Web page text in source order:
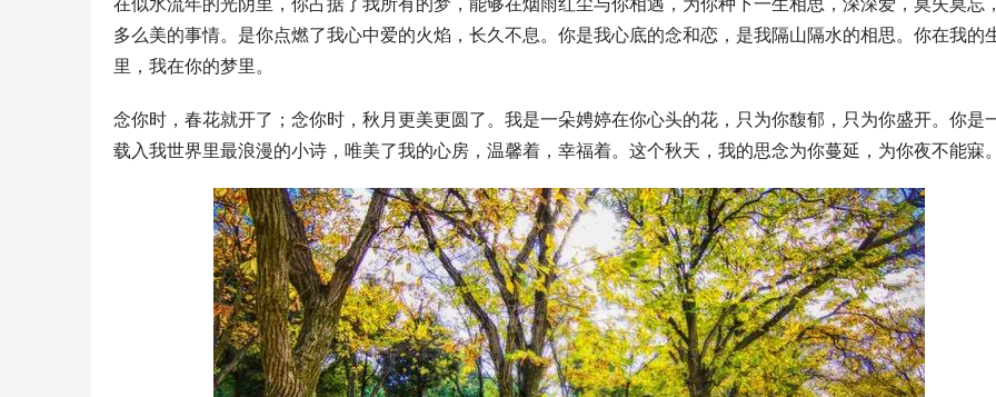
多么美的事情。是你点燃了我心中爱的火焰，长久不息。你是我心底的念和恋，是我隔山隔水的相思。你在我的
里，我在你的梦里。
念你时，春花就开了；念你时，秋月更美更圆了。我是一朵娉婷在你心头的花，只为你馥郁，只为你盛开。你是
载入我世界里最浪漫的小诗，唯美了我的心房，温馨着，幸福着。这个秋天，我的思念为你蔓延，为你夜不能寐